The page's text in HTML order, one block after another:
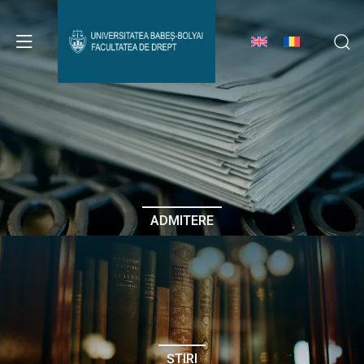
Avizier Studenți
Studii
Admitere
Erasmus & Internațional
Despre Facultate
ADMITERE
ȘTIRI